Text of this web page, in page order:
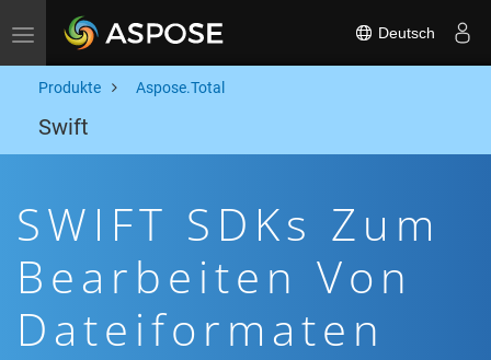
Toggle navigation Deutsch
Produkte Aspose.Total
Swift
SWIFT SDKs Zum
Bearbeiten Von
Dateiformaten